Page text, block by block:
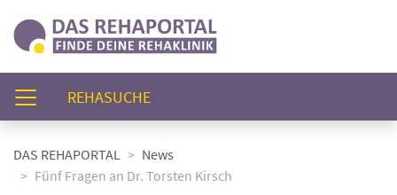
REHASUCHE(AKTUELL)
DAS REHAPORTAL
News
Fünf Fragen an Dr. Torsten Kirsch